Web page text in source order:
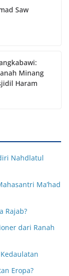
Saw
Minang
Haram
Nahdlatul
Ma’had
Rajab?
dari Ranah
Eropa?